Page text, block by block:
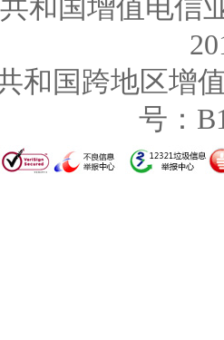
共和国增值电
和国跨地区增
号：